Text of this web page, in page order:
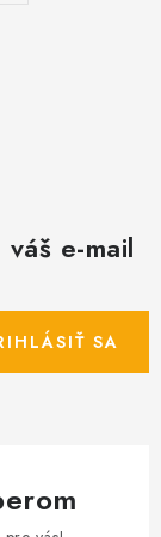
e-mail
SA